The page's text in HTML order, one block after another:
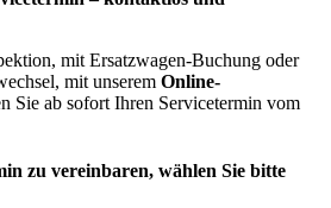
mit Ersatzwagen-Buchung oder
mit unserem Online-
Sie ab sofort Ihren Servicetermin vom
zu vereinbaren, wählen Sie bitte